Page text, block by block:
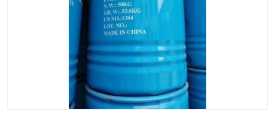
葡萄糖酸钠
磷酸二氢钾
三聚磷酸钠
工业白糖